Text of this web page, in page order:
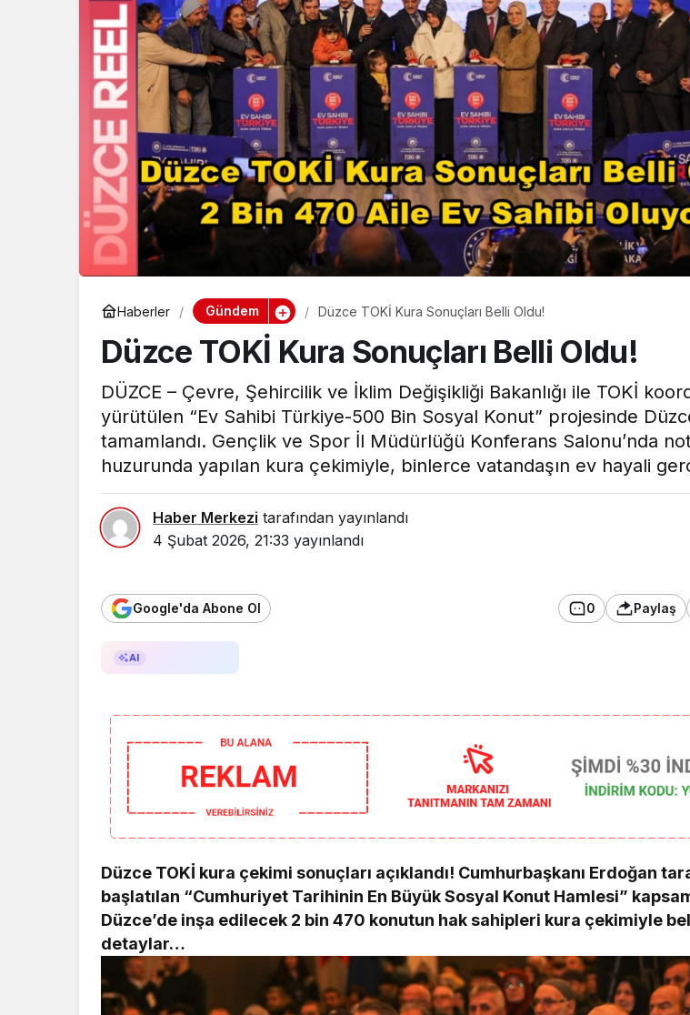
Haberler Gündem Düzce TOKİ Kura Sonuçları Belli Oldu!
Düzce TOKİ Kura Sonuçları Belli Oldu!
DÜZCE – Çevre, Şehircilik ve İklim Değişikliği Bakanlığı ile TOKİ
yürütülen “Ev Sahibi Türkiye-500 Bin Sosyal Konut” projesinde
tamamlandı. Gençlik ve Spor İl Müdürlüğü Konferans Salonu’nda
huzurunda yapılan kura çekimiyle, binlerce vatandaşın ev hayali
Haber Merkezi tarafından yayınlandı
4 Şubat 2026, 21:33 yayınlandı
Google'da Abone Ol 0 Paylaş
AI
Düzce TOKİ kura çekimi sonuçları açıklandı! Cumhurbaşkanı Erdoğan
başlatılan “Cumhuriyet Tarihinin En Büyük Sosyal Konut Hamlesi”
Düzce’de inşa edilecek 2 bin 470 konutun hak sahipleri kura çekimiyle
detaylar…
Gündem
Düzce’de Belediye
Borçlarına Yapılandırma!